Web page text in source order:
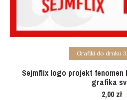
Add to cart
Grafiki do druku
Sejmflix logo projekt fenomen
grafika
2,00 zł